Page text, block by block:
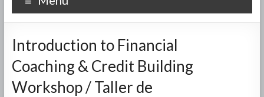
Introduction to Financial
Coaching & Credit Building
Workshop / Taller de